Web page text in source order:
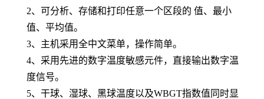
2、 可分析、存储和打印任意一个区段的 值、最小
值、平均值。
3、 主机采用全中文菜单，操作简单。
4、 采用先进的数字温度敏感元件，直接输出数字温
度信号。
5、 干球、湿球、黑球温度以及WBGT指数值同时显